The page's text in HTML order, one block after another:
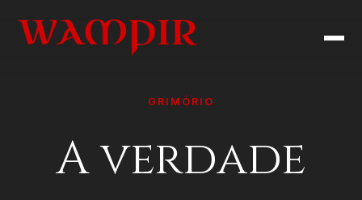
GRIMÓRIO
A verdade